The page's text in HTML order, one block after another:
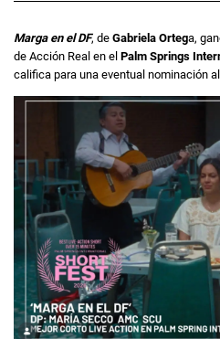
Marga en el DF, de Gabriela Ortega,
de Acción Real en el Palm Springs
califica para una eventual nominación al